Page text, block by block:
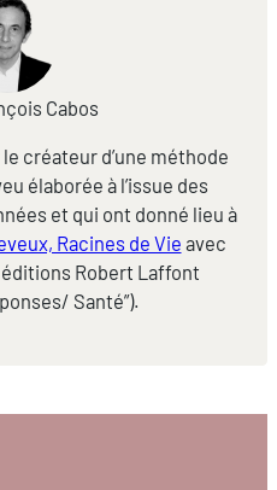
Cabos
créateur d’une méthode
élaborée à l’issue des
et qui ont donné lieu à
Racines de Vie avec
Robert Laffont
Santé”).